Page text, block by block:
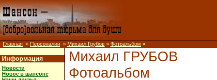
Главная » Персоналии » Михаил Грубов » Фотоальбом »
Информация
Новости
Новое в шансоне
Михаил ГРУБОВ
Фотоальбом